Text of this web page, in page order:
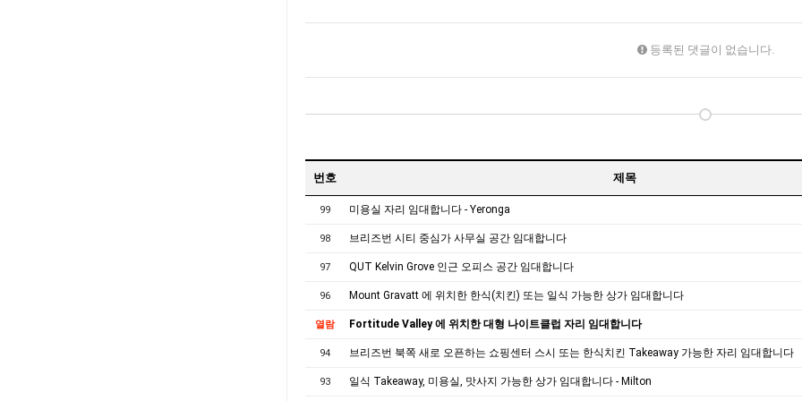
등록된 댓글이 없습니다.
번호 제목
99 미용실 자리 임대합니다 - Yeronga
98 브리즈번 시티 중심가 사무실 공간 임대합니다
97 QUT Kelvin Grove 인근 오피스 공간 임대합니다
96 Mount Gravatt 에 위치한 한식(치킨) 또는 일식 가능한 상가 임대합니다
열람 Fortitude Valley 에 위치한 대형 나이트클럽 자리 임대합니다
94 브리즈번 북쪽 새로 오픈하는 쇼핑센터 스시 또는 한식치킨 Takeaway 가능한 자리 임대합니다
93 일식 Takeaway, 미용실, 맛사지 가능한 상가 임대합니다 - Milton